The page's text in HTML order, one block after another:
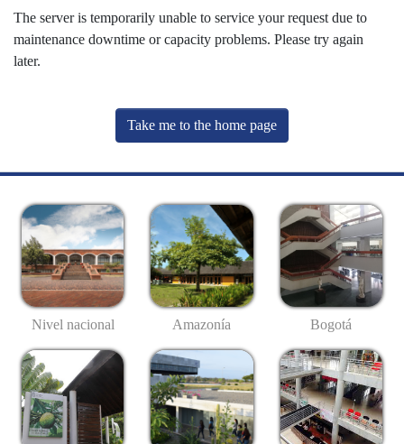
The server is temporarily unable to service your request due to
maintenance downtime or capacity problems. Please try again
later.
Take me to the home page
Nivel nacional Amazonía Bogotá